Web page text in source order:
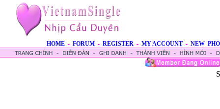
HOME - FORUM - REGISTER - MY ACCOUNT - NEW